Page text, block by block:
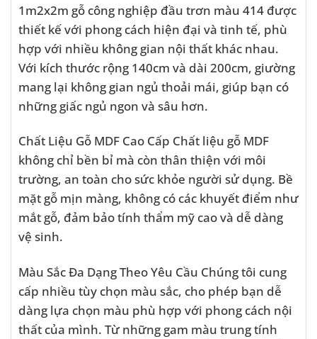
1m2x2m gỗ công nghiệp đầu trơn màu 414 được
thiết kế với phong cách hiện đại và tinh tế, phù
hợp với nhiều không gian nội thất khác nhau.
Với kích thước rộng 140cm và dài 200cm, giường
mang lại không gian ngủ thoải mái, giúp bạn có
những giấc ngủ ngon và sâu hơn.
Chất Liệu Gỗ MDF Cao Cấp Chất liệu gỗ MDF
không chỉ bền bỉ mà còn thân thiện với môi
trường, an toàn cho sức khỏe người sử dụng. Bề
mặt gỗ mịn màng, không có các khuyết điểm như
mắt gỗ, đảm bảo tính thẩm mỹ cao và dễ dàng
vệ sinh.
Màu Sắc Đa Dạng Theo Yêu Cầu Chúng tôi cung
cấp nhiều tùy chọn màu sắc, cho phép bạn dễ
dàng lựa chọn màu phù hợp với phong cách nội
thất của mình. Từ những gam màu trung tính